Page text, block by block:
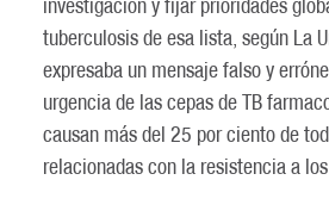
tuberculosis de esa lista, según La
expresaba un mensaje falso y
urgencia de las cepas de TB
causan más del 25 por ciento de
relacionadas con la resistencia a